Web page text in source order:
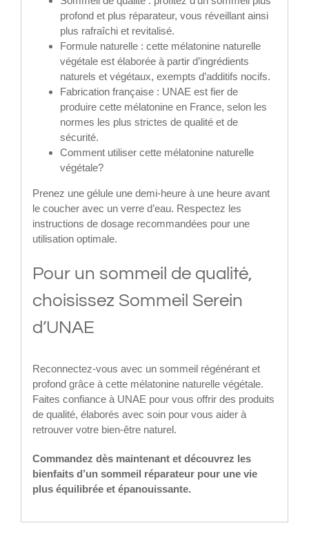
profond et plus réparateur, vous réveillant ainsi
plus rafraîchi et revitalisé.
Formule naturelle : cette mélatonine naturelle
végétale est élaborée à partir d’ingrédients
naturels et végétaux, exempts d’additifs nocifs.
Fabrication française : UNAE est fier de
produire cette mélatonine en France, selon les
normes les plus strictes de qualité et de
sécurité.
Comment utiliser cette mélatonine naturelle
végétale?
Prenez une gélule une demi-heure à une heure avant
le coucher avec un verre d’eau. Respectez les
instructions de dosage recommandées pour une
utilisation optimale.
Pour un sommeil de qualité,
choisissez Sommeil Serein
d’UNAE
Reconnectez-vous avec un sommeil régénérant et
profond grâce à cette mélatonine naturelle végétale.
Faites confiance à UNAE pour vous offrir des produits
de qualité, élaborés avec soin pour vous aider à
retrouver votre bien-être naturel.
Commandez dès maintenant et découvrez les
bienfaits d’un sommeil réparateur pour une vie
plus équilibrée et épanouissante.